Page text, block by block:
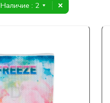
Наличие : 2